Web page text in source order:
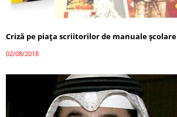
Criză pe piața scriitorilor de manuale școlare
02/08/2018